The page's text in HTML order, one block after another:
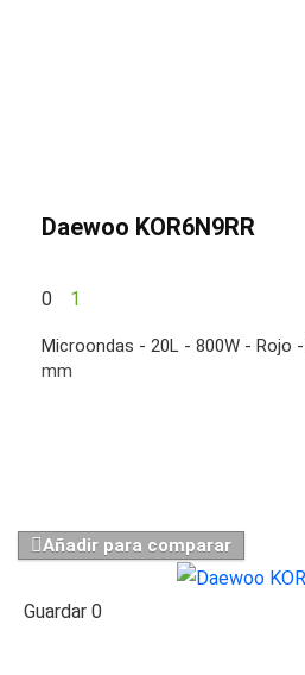
Daewoo KOR6N9RR
0 1
Microondas - 20L - 800W - Rojo
mm
Añadir para comparar
Guardar 0